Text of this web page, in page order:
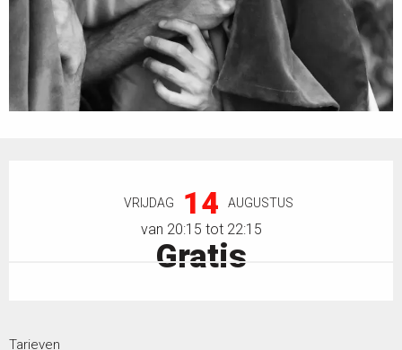
VRIJDAG 14 AUGUSTUS
van 20:15 tot 22:15
Gratis
Tarieven